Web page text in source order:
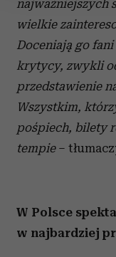
Wykorzystujemy
i reklam, aby
korzystasz z
Partnerzy mogą
otrzymanymi od
korzystania z ich
najważniejszych
wielkie
Doceniają go
krytycy, zwykli
przedstawienie
Wszystkim,
pośpiech, bilety
tempie–
W Polsce
w najbardziej